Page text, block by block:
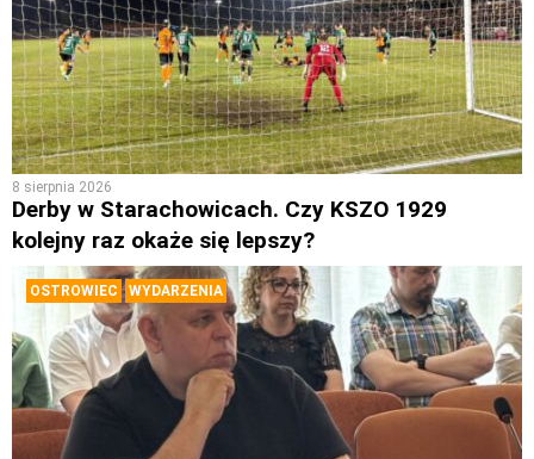
8 sierpnia 2026
Derby w Starachowicach. Czy KSZO 1929
kolejny raz okaże się lepszy?
OSTROWIEC WYDARZENIA